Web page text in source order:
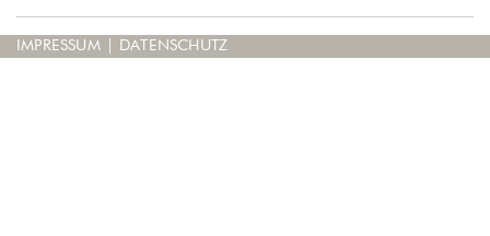
IMPRESSUM DATENSCHUTZ